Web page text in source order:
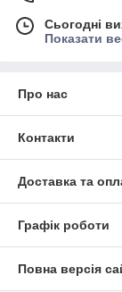
Сьогодні
Показати
Про нас
Контакти
Доставка та
Графік роботи
Повна версія